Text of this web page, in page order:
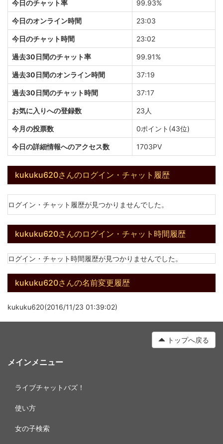
今日のチャット率 99.93%
今日のオンライン時間 23:03
今日のチャット時間 23:02
過去30日間のチャット率 99.91%
過去30日間のオンライン時間 37:19
過去30日間のチャット時間 37:17
お気に入りへの登録数 23人
今月の投票数 0ポイント(43位)
今日の詳細情報へのアクセス数 1703PV
kukuku620さんのログイン・チャット履歴
ログイン・チャット履歴が見つかりませんでした。
kukuku620さんのログイン・チャット時間履歴
ログイン・チャット時間履歴が見つかりませんでした。
kukuku620さんの名前変更履歴
kukuku620(2016/11/23 01:39:02)
トップへ戻る
メインメニュー
ライブチャットバズ！
使い方
女の子検索